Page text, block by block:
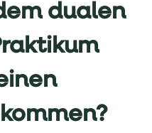
dualen